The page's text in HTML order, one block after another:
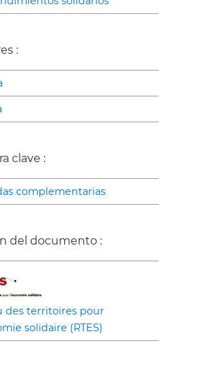
:
clave :
complementarias
del documento :
des territoires pour
solidaire (RTES)